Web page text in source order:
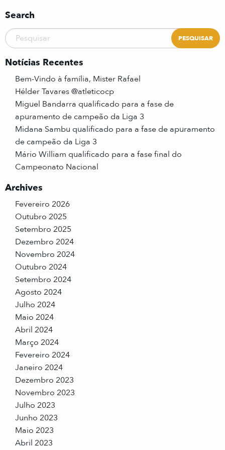
Search
Notícias Recentes
Bem-Vindo à família, Mister Rafael
Hélder Tavares @atleticocp
Miguel Bandarra qualificado para a fase de
apuramento de campeão da Liga 3
Midana Sambu qualificado para a fase de apuramento
de campeão da Liga 3
Mário William qualificado para a fase final do
Campeonato Nacional
Archives
Fevereiro 2026
Outubro 2025
Setembro 2025
Dezembro 2024
Novembro 2024
Outubro 2024
Setembro 2024
Agosto 2024
Julho 2024
Maio 2024
Abril 2024
Março 2024
Fevereiro 2024
Janeiro 2024
Dezembro 2023
Novembro 2023
Julho 2023
Junho 2023
Maio 2023
Abril 2023